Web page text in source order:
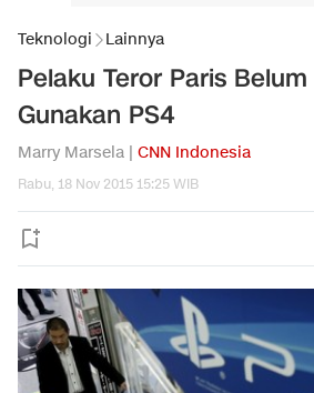
Teknologi Lainnya
Pelaku Teror Paris
Gunakan PS4
Marry Marsela | CNN Indonesia
Rabu, 18 Nov 2015 15:25 WIB